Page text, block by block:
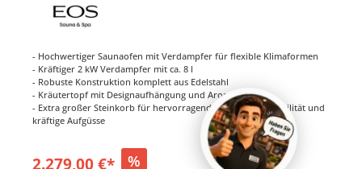
- Hochwertiger Saunaofen mit Verdampfer für flexible Klimaformen
- Kräftiger 2 kW Verdampfer mit ca. 8 l
- Robuste Konstruktion komplett aus Edelstahl
- Kräutertopf mit Designaufhängung und Aromawanne
- Extra großer Steinkorb für hervorragende Temperaturstabilität und
kräftige Aufgüsse
2.279,00 €* %